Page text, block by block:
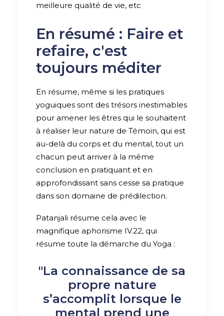
meilleure qualité de vie, etc
En résumé : Faire et
refaire, c'est
toujours méditer
En résume, même si les pratiques
yoguiques sont des trésors inestimables
pour amener les êtres qui le souhaitent
à réaliser leur nature de Témoin, qui est
au-delà du corps et du mental, tout un
chacun peut arriver à la même
conclusion en pratiquant et en
approfondissant sans cesse sa pratique
dans son domaine de prédilection.
Patanjali résume cela avec le
magnifique aphorisme IV.22, qui
résume toute la démarche du Yoga :
"La connaissance de sa
propre nature
s’accomplit lorsque le
mental prend une